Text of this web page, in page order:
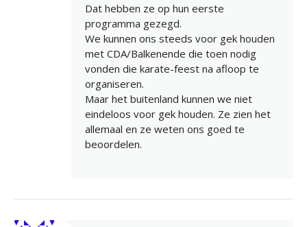
Dat hebben ze op hun eerste
programma gezegd.
We kunnen ons steeds voor gek houden
met CDA/Balkenende die toen nodig
vonden die karate-feest na afloop te
organiseren.
Maar het buitenland kunnen we niet
eindeloos voor gek houden. Ze zien het
allemaal en ze weten ons goed te
beoordelen.